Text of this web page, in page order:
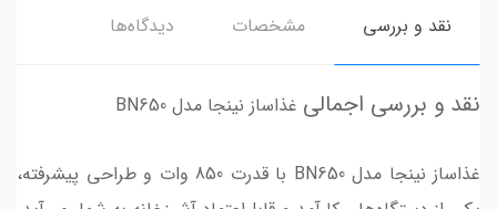
نقد و بررسی مشخصات دیدگاه‌ها
نقد و بررسی اجمالی غذاساز نینجا مدل BN650
غذاساز نینجا مدل BN650 با قدرت 850 وات و طراحی پیشرفته،